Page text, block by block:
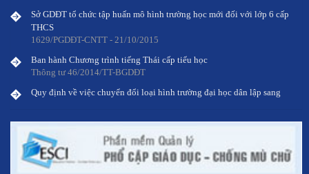
THCS
1629/PGDĐT-CNTT - 21/10/2015
Thông tư 46/2014/TT-BGDĐT
Quy định về việc chuyển đổi loại hình trường đại học dân lập sang
loại hình trường đại học tư thục
Sở GDĐT tổ chức tập huấn mô hình trường học mới đối với lớp 6 cấp
THCS
45/2014/TT-BGDĐT